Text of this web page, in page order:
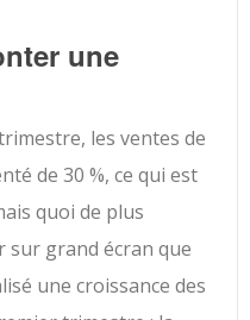
une
les ventes de
de 30 %, ce qui est
quoi de plus
sur grand écran que
une croissance des